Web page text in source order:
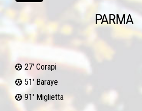
PARMA
27' Corapi
51' Baraye
91' Miglietta